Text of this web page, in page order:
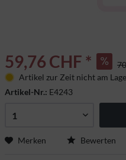
59,76 CHF *
Artikel zur Zeit nicht am
Artikel-Nr.: E4243
Merken Bewerten